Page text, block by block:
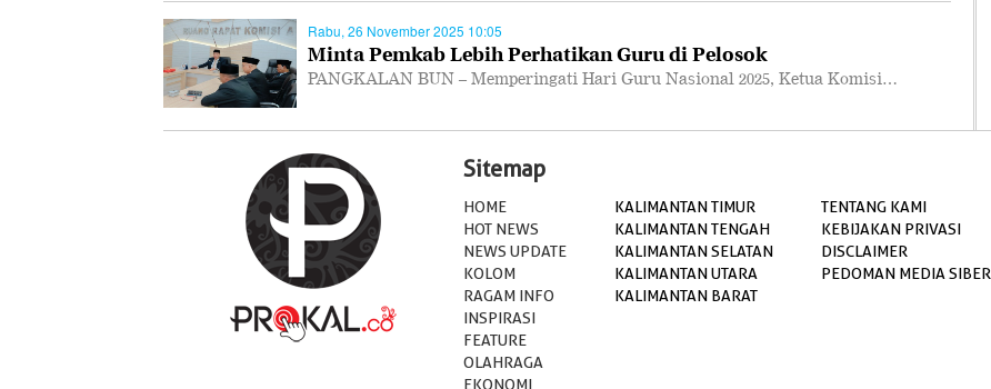
Rabu, 26 November 2025 10:05
Minta Pemkab Lebih Perhatikan Guru di Pelosok
PANGKALAN BUN – Memperingati Hari Guru Nasional 2025, Ketua Komisi…
Sitemap
HOME
HOT NEWS
NEWS UPDATE
KOLOM
RAGAM INFO
INSPIRASI
FEATURE
OLAHRAGA
EKONOMI
KALIMANTAN TIMUR
KALIMANTAN TENGAH
KALIMANTAN SELATAN
KALIMANTAN UTARA
KALIMANTAN BARAT
TENTANG KAMI
KEBIJAKAN PRIVASI
DISCLAIMER
PEDOMAN MEDIA SIBER